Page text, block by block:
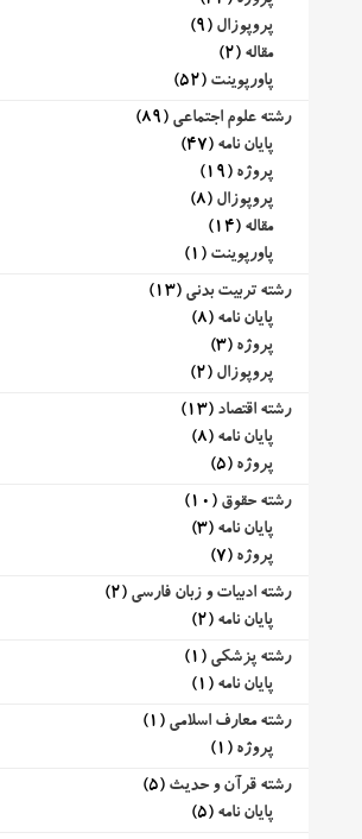
پروپوزال (9)
مقاله (2)
پاورپوینت (52)
رشته علوم اجتماعی (89)
پایان نامه (47)
پروژه (19)
پروپوزال (8)
مقاله (14)
پاورپوینت (1)
رشته تربیت بدنی (13)
پایان نامه (8)
پروژه (3)
پروپوزال (2)
رشته اقتصاد (13)
پایان نامه (8)
پروژه (5)
رشته حقوق (10)
پایان نامه (3)
پروژه (7)
رشته ادبیات و زبان فارسی (2)
پایان نامه (2)
رشته پزشکی (1)
پایان نامه (1)
رشته معارف اسلامی (1)
پروژه (1)
رشته قرآن و حدیث (5)
پایان نامه (5)